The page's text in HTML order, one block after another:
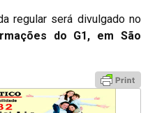
regular será divulgado no
do G1, em São